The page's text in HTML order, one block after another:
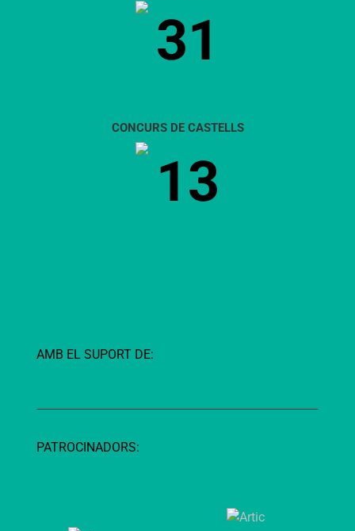
31
CONCURS DE CASTELLS
13
AMB EL SUPORT DE:
PATROCINADORS: